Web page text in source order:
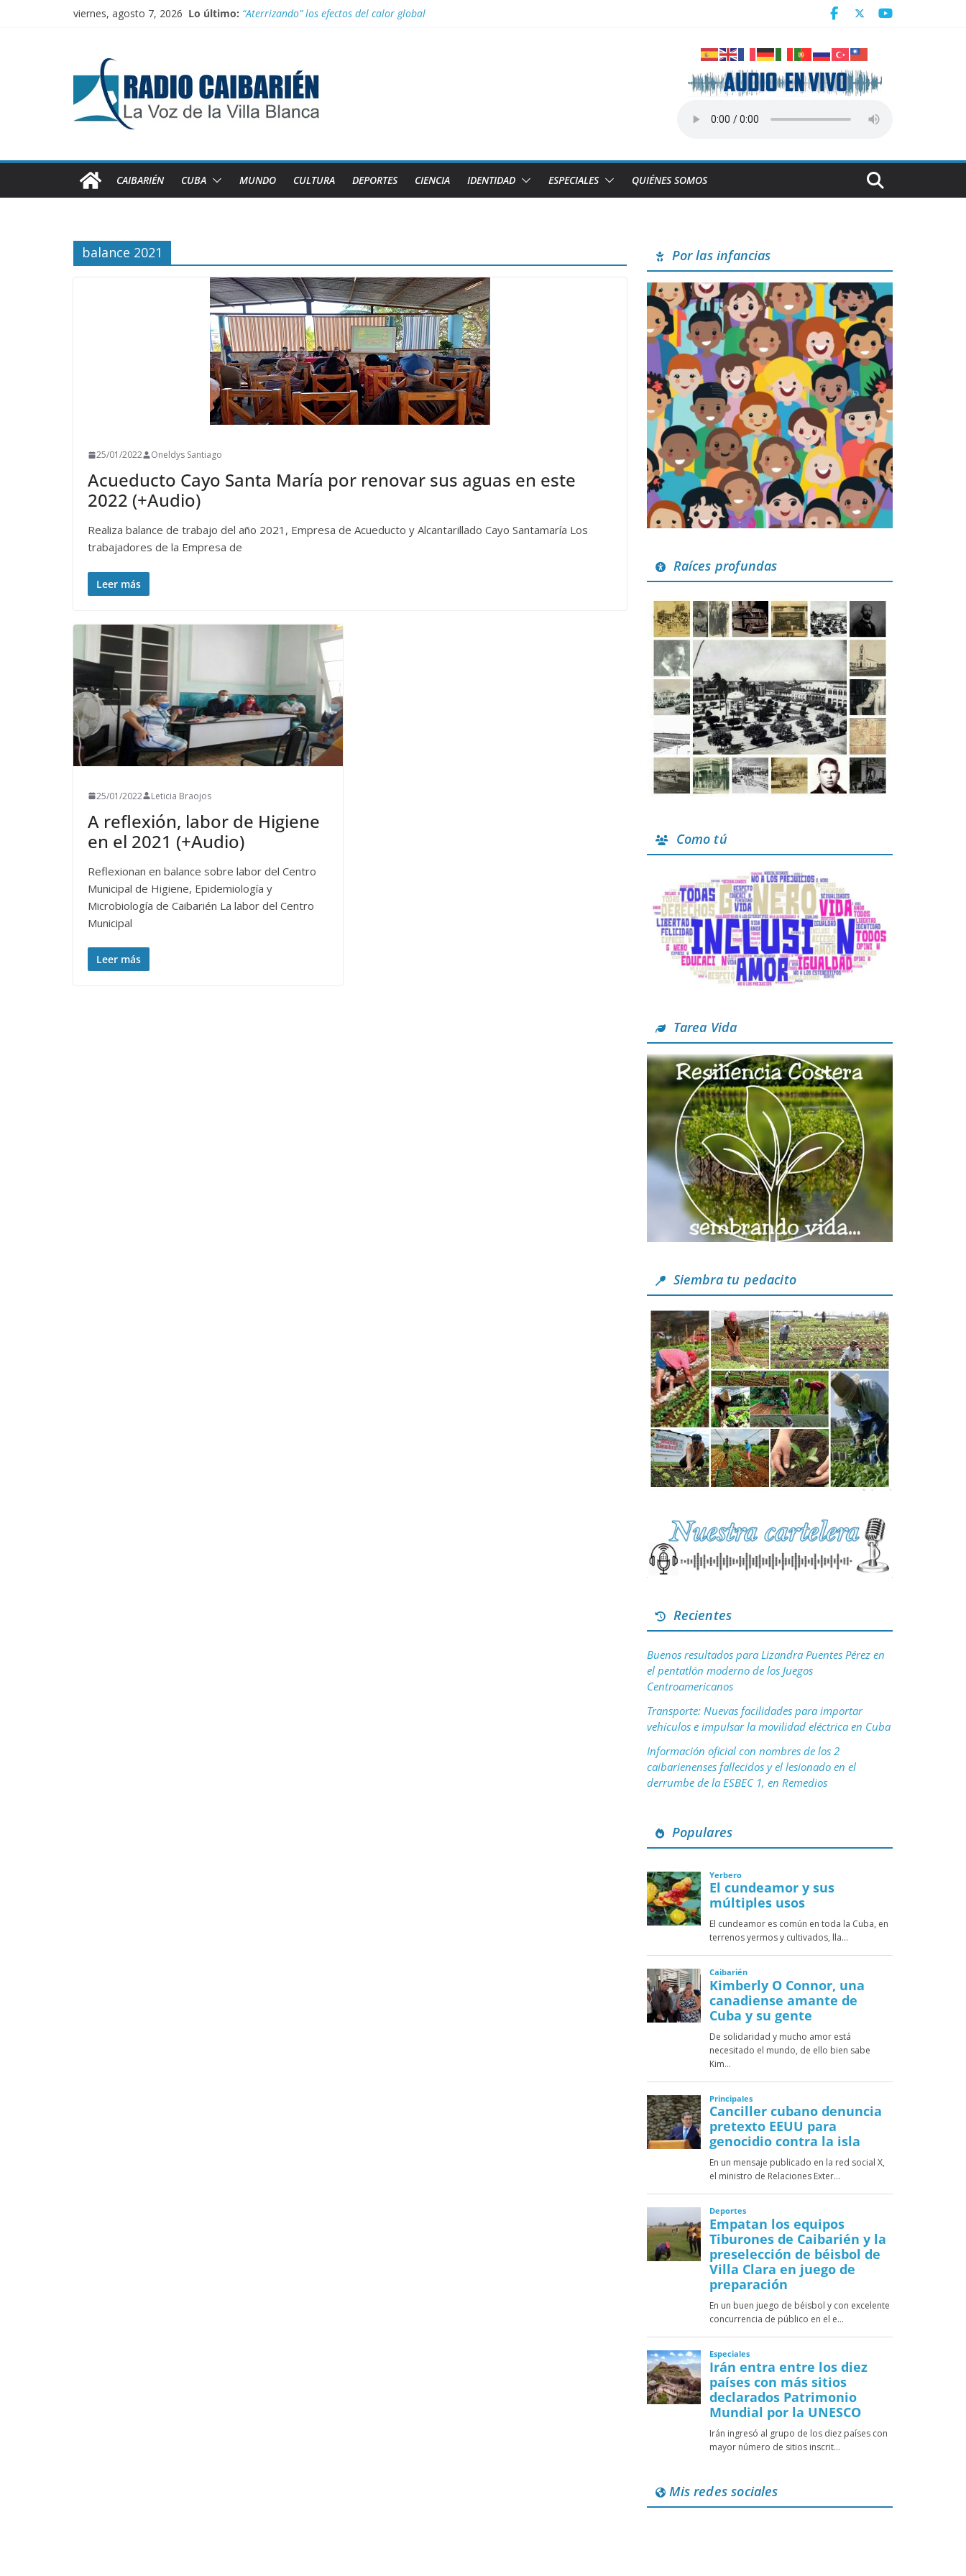
viernes, agosto 7, 2026 Lo último: “Aterrizando” los efectos del calor global
Información oficial con nombres de los 2 caibarienenses fallecidos y el lesionado en el derrumbe de la ESBEC 1, en Remedios
Irán entra entre los diez países con más sitios declarados Patrimonio Mundial por la UNESCO
CAIBARIÉN CUBA MUNDO CULTURA DEPORTES CIENCIA IDENTIDAD ESPECIALES QUIÉNES SOMOS
balance 2021
25/01/2022 Oneldys Santiago
Acueducto Cayo Santa María por renovar sus aguas en este
2022 (+Audio)
Realiza balance de trabajo del año 2021, Empresa de Acueducto y Alcantarillado Cayo Santamaría Los
trabajadores de la Empresa de
Leer más
25/01/2022 Leticia Braojos
A reflexión, labor de Higiene
en el 2021 (+Audio)
Reflexionan en balance sobre labor del Centro
Municipal de Higiene, Epidemiología y
Microbiología de Caibarién La labor del Centro
Municipal
Leer más
Por las infancias
Raíces profundas
Como tú
Tarea Vida
Siembra tu pedacito
Recientes
Buenos resultados para Lizandra Puentes Pérez en
el pentatlón moderno de los Juegos
Centroamericanos
Transporte: Nuevas facilidades para importar
vehículos e impulsar la movilidad eléctrica en Cuba
Información oficial con nombres de los 2
caibarienenses fallecidos y el lesionado en el
derrumbe de la ESBEC 1, en Remedios
Populares
Mis redes sociales